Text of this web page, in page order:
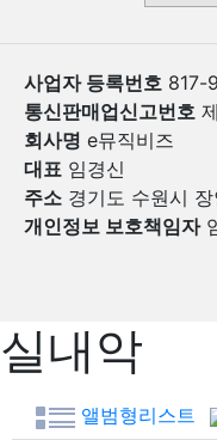
사업자 등록번호 817-
통신판매업신고번호
회사명 e뮤직비즈
대표 임경신
주소 경기도 수원시
개인정보 보호책임자
실내악
앨범형리스트